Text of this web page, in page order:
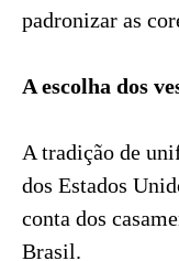
padronizar as
A escolha dos
A tradição de
dos Estados
conta dos
Brasil.